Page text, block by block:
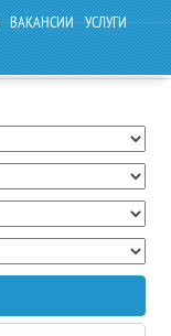
ВАКАНСИИ УСЛУГИ